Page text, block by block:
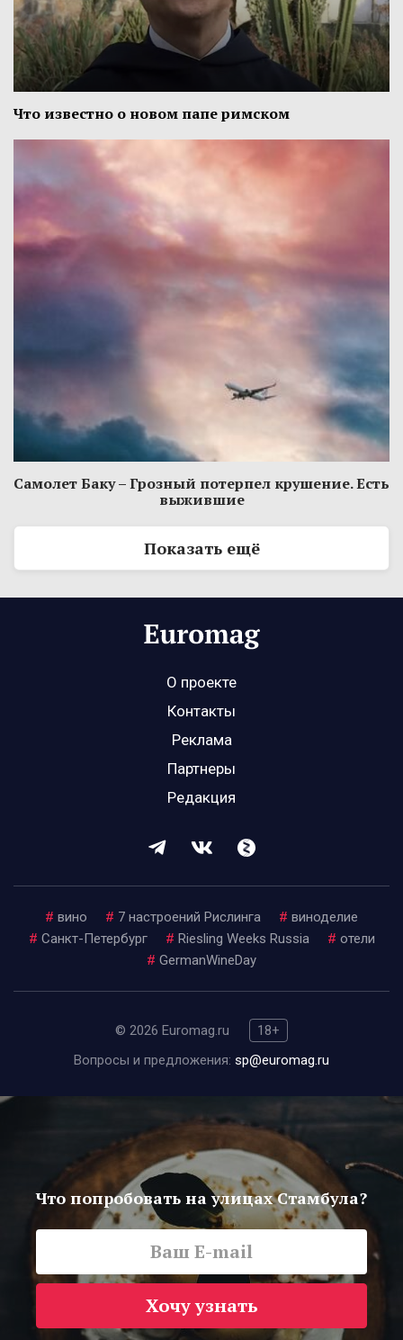
Что известно о новом папе римском
Самолет Баку – Грозный потерпел крушение. Есть
выжившие
Показать ещё
О проекте
Контакты
Реклама
Партнеры
Редакция
# вино # 7 настроений Рислинга # виноделие
# Санкт-Петербург # Riesling Weeks Russia # отели
# GermanWineDay
© 2026 Euromag.ru
18+
Вопросы и предложения: sp@euromag.ru
Что попробовать на улицах Стамбула?
Хочу узнать